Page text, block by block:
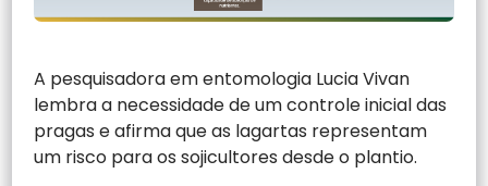
A pesquisadora em entomologia Lucia Vivan
lembra a necessidade de um controle inicial das
pragas e afirma que as lagartas representam
um risco para os sojicultores desde o plantio.